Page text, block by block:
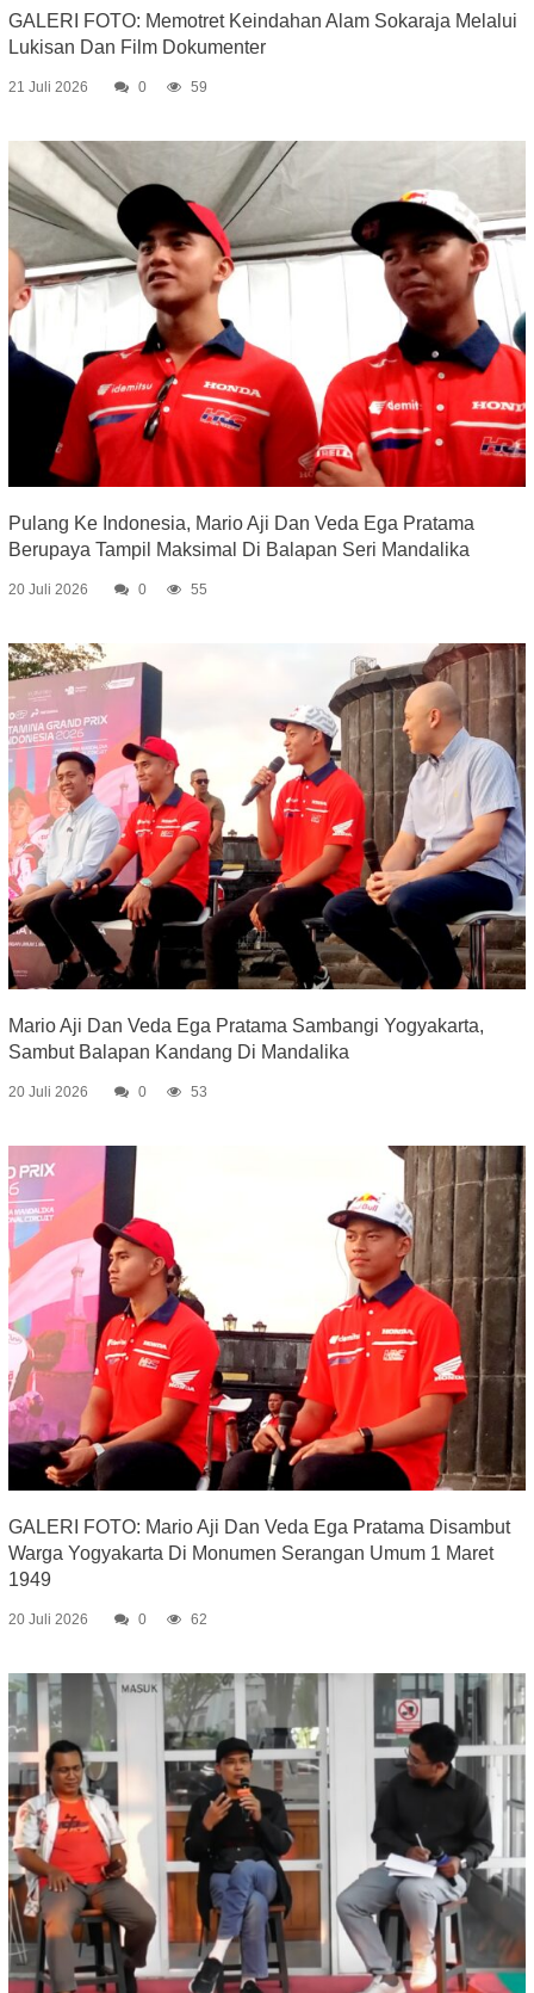
GALERI FOTO: Memotret Keindahan Alam Sokaraja Melalui
Lukisan Dan Film Dokumenter
21 Juli 2026 0 59
Pulang Ke Indonesia, Mario Aji Dan Veda Ega Pratama
Berupaya Tampil Maksimal Di Balapan Seri Mandalika
20 Juli 2026 0 55
Mario Aji Dan Veda Ega Pratama Sambangi Yogyakarta,
Sambut Balapan Kandang Di Mandalika
20 Juli 2026 0 53
GALERI FOTO: Mario Aji Dan Veda Ega Pratama Disambut
Warga Yogyakarta Di Monumen Serangan Umum 1 Maret
1949
20 Juli 2026 0 62